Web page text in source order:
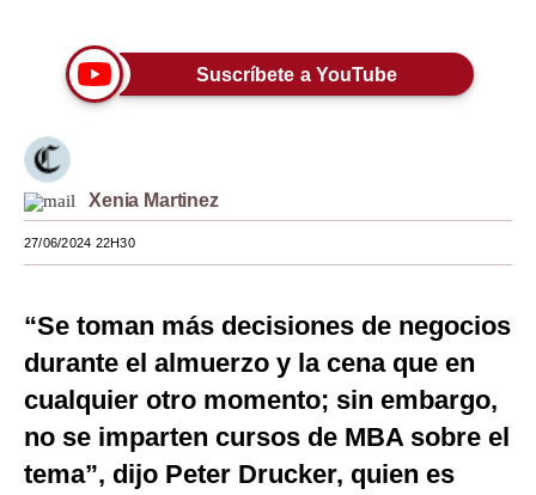
Estilos
EEUU
México
Internacional
Tecnología
Club del Suscriptor
Mix
Suscríbete a YouTube
Xenia Martinez
27/06/2024 22H30
“Se toman más decisiones de negocios
durante el almuerzo y la cena que en
cualquier otro momento; sin embargo,
no se imparten cursos de MBA sobre el
tema”, dijo Peter Drucker, quien es